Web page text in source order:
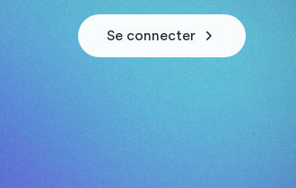
Se connecter